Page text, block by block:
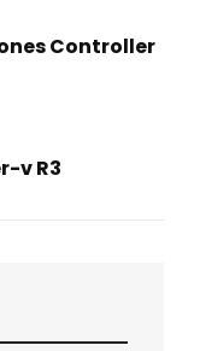
Controller
v R3